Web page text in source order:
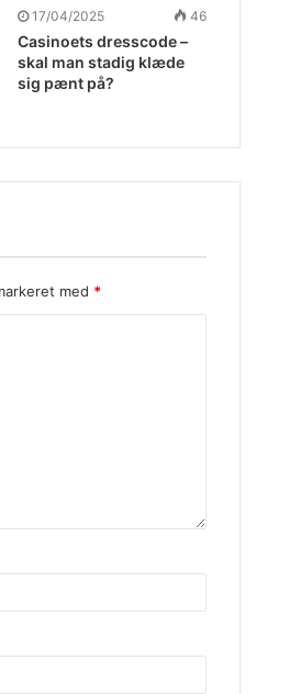
17/04/2025 46
Casinoets dresscode –
skal man stadig klæde
sig pænt på?
med *